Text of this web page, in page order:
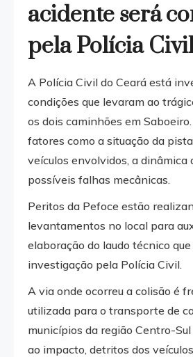
acidente será
pela Polícia
A Polícia Civil do Ceará está
condições que levaram ao
os dois caminhões em
fatores como a situação da
veículos envolvidos, a dinâmica
possíveis falhas mecânicas.
Peritos da Pefoce estão
levantamentos no local para
elaboração do laudo técnico
investigação pela Polícia Civil.
A via onde ocorreu a colisão é
utilizada para o transporte de
municípios da região Centro-
ao impacto, detritos dos